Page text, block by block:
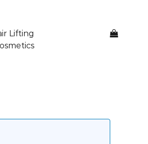
Lifting